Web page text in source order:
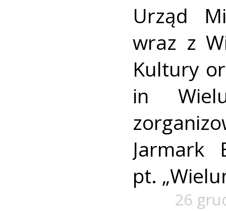
Urząd
wraz z
Kultury
in
Jarmark
pt.
26